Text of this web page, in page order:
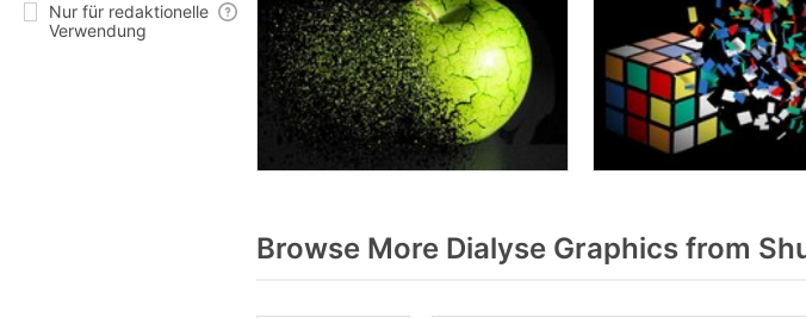
Nur für redaktionelle
Verwendung
Browse More Dialyse Graphics from